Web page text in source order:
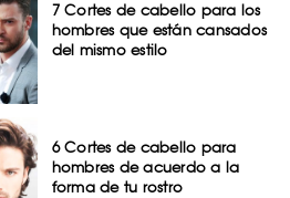
7 Cortes de cabello para los
hombres que están cansados
del mismo estilo
6 Cortes de cabello para
hombres de acuerdo a la
forma de tu rostro